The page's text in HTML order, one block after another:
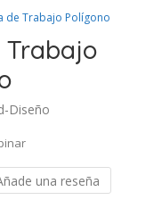
de Trabajo Polígono
Trabajo
Diseño
una reseña